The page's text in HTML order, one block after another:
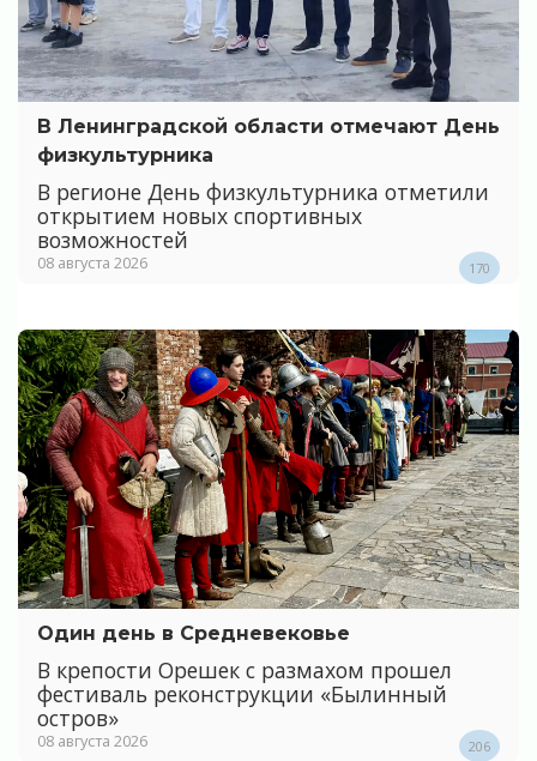
В Ленинградской области отмечают День
физкультурника
В регионе День физкультурника отметили
открытием новых спортивных
возможностей
08 августа 2026 170
Один день в Средневековье
В крепости Орешек с размахом прошел
фестиваль реконструкции «Былинный
остров»
08 августа 2026 206